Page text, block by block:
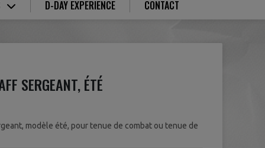
D-DAY EXPERIENCE CONTACT
SERGEANT, ÉTÉ
modèle été, pour tenue de combat ou tenue de